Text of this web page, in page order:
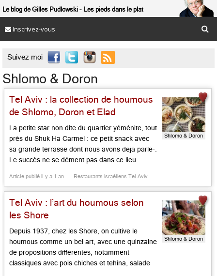
Le blog de Gilles Pudlowski Les pieds dans le plat
Inscrivez-vous
Suivez moi 
Shlomo & Doron
Tel Aviv : la collection de houmous
de Shlomo, Doron et Elad
La petite star non dite du quartier yéménite, tout
près du Shuk Ha Carmel : ce petit snack avec
sa grande terrasse dont nous avons déjà parlé-.
Le succès ne se dément pas dans ce lieu
Shlomo Shore en 1937. La maison a été reprise
par son fils Doron, […]...
Article publié il y a 1 an Restaurants israéliens Tel Aviv
Shlomo & Doron
Tel Aviv : l’art du houmous selon
les Shore
Depuis 1937, chez les Shore, on cultive le
houmous comme un bel art, avec une quinzaine
de propositions différentes, notamment
classiques avec pois chiches et tehina, salade
Shlomo & Doron